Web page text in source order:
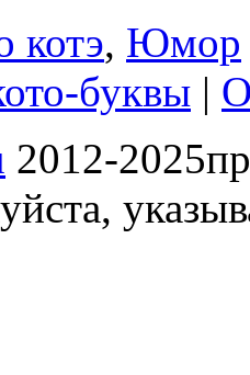
котэ, Юмор
буквы |
2012-2025